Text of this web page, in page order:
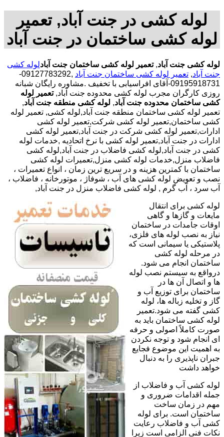
لوله کشی در جنت آباد, تعمیر
لوله کشی ساختمان در جنت آباد
لوله کشی جنت آباد,تعمیر لوله کشی ساختمان جنت آبادلوله کشی
جنت آباد, تعمیر لوله کشی ساختمان جنت آباد
,09127783292-
09195918731-آقای افراسیابی با تخفیف .مشاوره رایگان شبانه
روزی کارگران مجرب لوله کشی محدوده جنت آباد,تعمیر لوله
کشی ساختمان محدوده جنت آباد, لوله کشی منطقه جنت آباد,
تعمیر لوله کشی ساختمان منطقه جنت آباد,لوله کشی, تعمیر لوله
کشی ساختمان,تعمیر لوله کشی شرکت,تعمیر لوله کشی
ادارات,تعمیر لوله کشی شرکت در جنت آباد,تعمیر لوله کشی
ادارات در جنت آباد,تعمیر لوله کشی با نرخ اتحادیه ,خدمات لوله
کشی در جنت آباد,لوله کشی فاضلاب در جنت آباد,لوله کشی
فاضلاب منزل,خدمات لوله کشی منزل,تعمیرات لوله کشی
ساختمان با کمترین هزینه و در سریع ترین زمان ، انواع تعمیرات ،
نصب و تعویض لوله کشی های آب ، شوفاژ ، موتورخانه ، فاضلاب ،
آب سرد ، آب گرم , لوله کشی فاضلاب منزل در جنت آباد,
لوله کشی برای انتقال
مایعات و گازها و گاهی
اوقات جامدات در ساختمان
نیاز به نصب لوله های فلزی،
پلاستیکی یا سیمانی است که
در مرحله لوله کشی
ساختمان انجام می شود.
درواقع به سیستم نصب لوله
ها و اتصال آن ها در
ساختمان برای توزیع آب و
گاز و تخلیه زباله ها، لوله
کشی گفته می شود.تعمیر
لوله کشی ساختمان باید به
صورت کاملاً اصولی و حرفه
ای انجام شود و توجه نکردن
به اهمیت این موضوع فجایع
جبران ناپذیری را به دنبال
خواهد داشت
لوله کشی آب و فاضلاب از
جمله اقدامات ضروری و
مهم در زمان ساخت
ساختمان است. برای لوله
کشی آب و فاضلاب رعایت
نکات فنی الزامی است زیرا